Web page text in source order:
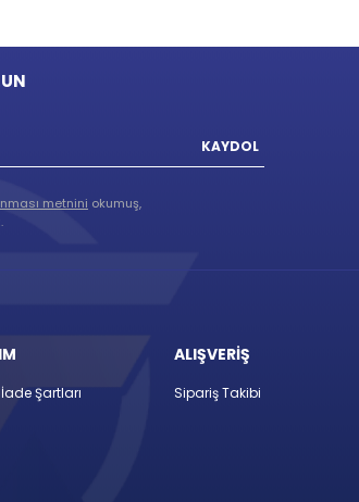
KAYDOL
metnini okumuş,
Şartları
ALIŞVERİŞ
Sipariş Takibi